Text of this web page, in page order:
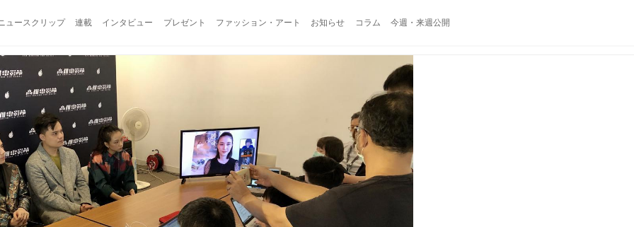
ュースクリップ 連載 インタビュー プレゼント ファッション・アート お知らせ コラム 今週・来週公開